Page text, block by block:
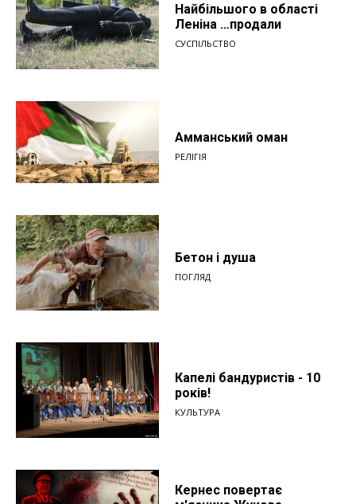
Найбільшого в області
Леніна …продали
СУСПІЛЬСТВО
Амманський оман
РЕЛІГІЯ
Бетон і душа
ПОГЛЯД
Капелі бандуристів - 10
років!
КУЛЬТУРА
Кернес повертає